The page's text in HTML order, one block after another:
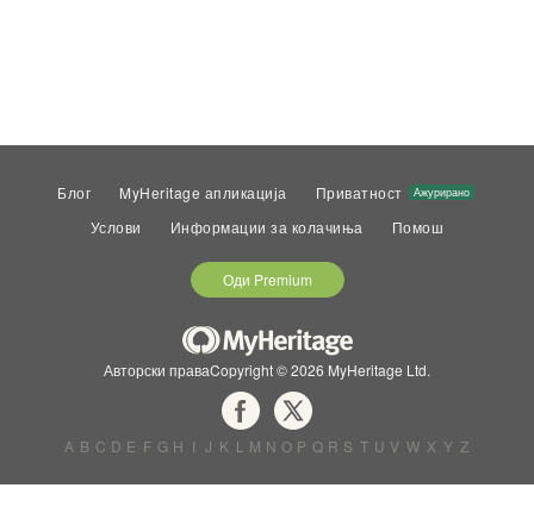
Блог MyHeritage апликација Приватност Ажурирано
Услови Информации за колачиња Помош
Оди Premium
Авторски праваCopyright © 2026 MyHeritage Ltd.
A B C D E F G H I J K L M N O P Q R S T U V W X Y Z